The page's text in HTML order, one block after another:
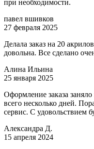
при необходимости.
павел вшивков
27 февраля 2025
Делала заказ на 20
довольна. Все сделано
Алина Ильина
25 января 2025
Оформление заказа
всего несколько дней.
сервис. С удовольствием
Александра Д.
15 апреля 2024